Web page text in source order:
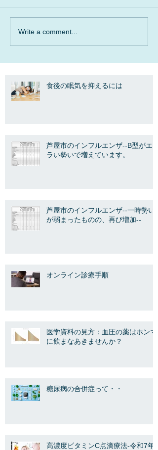
Write a comment...
食後の眠気を抑えるには
芦屋市のインフルエンザ--B型がエ
ラい勢いで増えています。
芦屋市のインフルエンザ--一時勢い
が弱まったものの、再び増加--
オンライン診療手順
医学資料の見方：血圧の薬はホンマ
に飲まなあきませんか？
糖尿病の合併症って・・
高濃度ビタミンC点滴療法-令和7年